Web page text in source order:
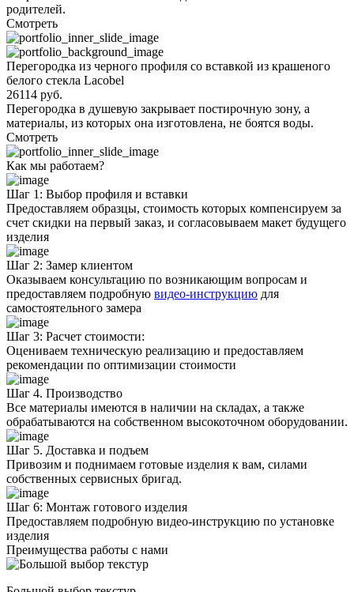
родителей.
Смотреть
Перегородка из черного профиля со вставкой из крашеного
белого стекла Lacobel
26114 руб.
Перегородка в душевую закрывает постирочную зону, а
материалы, из которых она изготовлена, не боятся воды.
Смотреть
Как мы работаем?
Шаг 1: Выбор профиля и вставки
Предоставляем образцы, стоимость которых компенсируем за
счет скидки на первый заказ, и согласовываем макет будущего
изделия
Шаг 2: Замер клиентом
Оказываем консультацию по возникающим вопросам и
предоставляем подробную видео-инструкцию для
самостоятельного замера
Шаг 3: Расчет стоимости:
Оцениваем техническую реализацию и предоставляем
рекомендации по оптимизации стоимости
Шаг 4. Производство
Все материалы имеются в наличии на складах, а также
обрабатываются на собственном высокоточном оборудовании.
Шаг 5. Доставка и подъем
Привозим и поднимаем готовые изделия к вам, силами
собственных сервисных бригад.
Шаг 6: Монтаж готового изделия
Предоставляем подробную видео-инструкцию по установке
изделия
Преимущества работы с нами